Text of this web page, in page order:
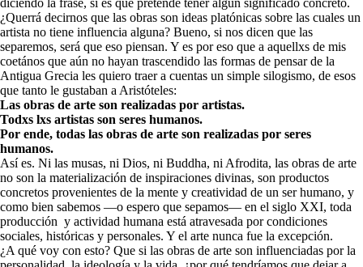
diciendo la frase, si es que pretende tener algún significado concreto.
¿Querrá decirnos que las obras son ideas platónicas sobre las cuales un
artista no tiene influencia alguna? Bueno, si nos dicen que las
separemos, será que eso piensan. Y es por eso que a aquellxs de mis
coetános que aún no hayan trascendido las formas de pensar de la
Antigua Grecia les quiero traer a cuentas un simple silogismo, de esos
que tanto le gustaban a Aristóteles:
Las obras de arte son realizadas por artistas.
Todxs lxs artistas son seres humanos.
Por ende, todas las obras de arte son realizadas por seres
humanos.
Así es. Ni las musas, ni Dios, ni Buddha, ni Afrodita, las obras de arte
no son la materialización de inspiraciones divinas, son productos
concretos provenientes de la mente y creatividad de un ser humano, y
como bien sabemos —o espero que sepamos— en el siglo XXI, toda
producción y actividad humana está atravesada por condiciones
sociales, históricas y personales. Y el arte nunca fue la excepción.
¿A qué voy con esto? Que si las obras de arte son influenciadas por la